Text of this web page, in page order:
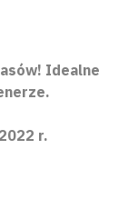
Idealne
r.